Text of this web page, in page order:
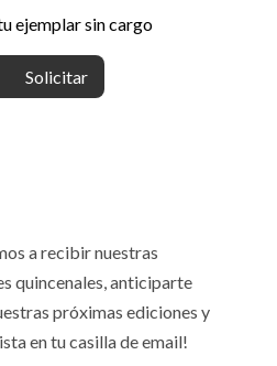
ejemplar sin cargo
Solicitar
a recibir nuestras
quincenales, anticiparte
próximas ediciones y
en tu casilla de email!